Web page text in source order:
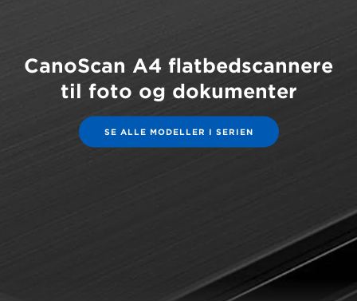
CanoScan A4 flatbedscannere
til foto og dokumenter
SE ALLE MODELLER I SERIEN